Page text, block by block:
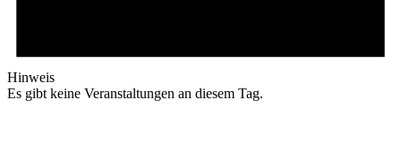
Hinweis
Es gibt keine Veranstaltungen an diesem Tag.